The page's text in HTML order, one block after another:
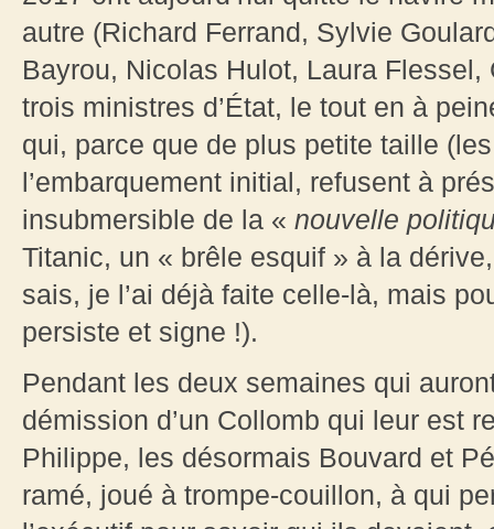
autre (Richard Ferrand, Sylvie
Bayrou, Nicolas Hulot, Laura
trois ministres d’État, le tout en à
qui, parce que de plus petite taille
l’embarquement initial, refusent à
insubmersible de la « nouvelle
Titanic, un « brêle esquif » à la
sais, je l’ai déjà faite celle-là, mais
persiste et signe !).
Pendant les deux semaines qui
démission d’un Collomb qui leur est
Philippe, les désormais Bouvard et
ramé, joué à trompe-couillon, à qui